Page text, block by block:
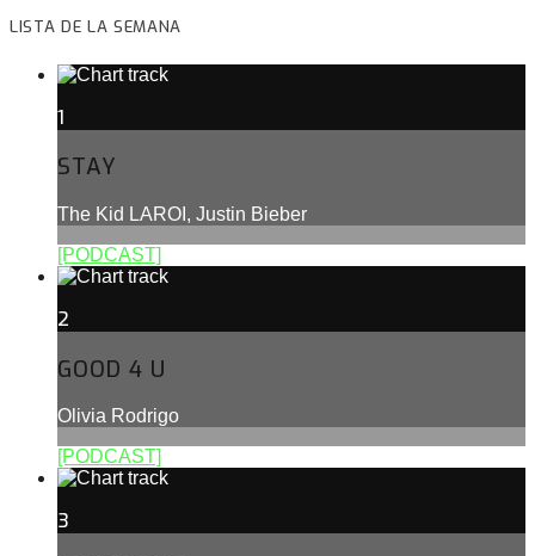
LISTA DE LA SEMANA
1
STAY
The Kid LAROI, Justin Bieber
[PODCAST]
2
GOOD 4 U
Olivia Rodrigo
[PODCAST]
3